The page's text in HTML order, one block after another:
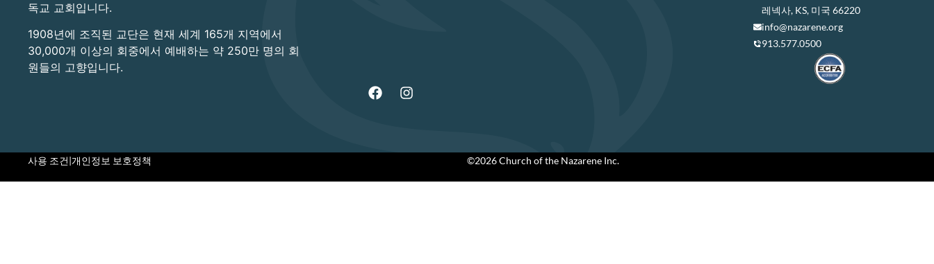
독교 교회입니다.
1908년에 조직된 교단은 현재 세계 165개 지역에서
30,000개 이상의 회중에서 예배하는 약 250만 명의 회
원들의 고향입니다.
레넥사, KS, 미국 66220
info@nazarene.org
913.577.0500
사용 조건|개인정보 보호정책 ©2026 Church of the Nazarene Inc.